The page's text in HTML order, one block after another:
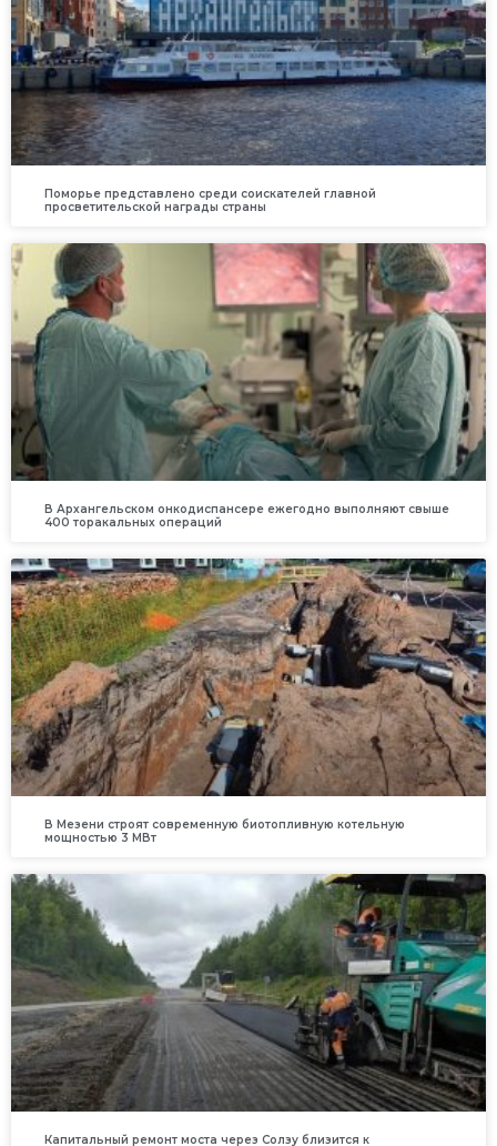
Поморье представлено среди соискателей главной
просветительской награды страны
В Архангельском онкодиспансере ежегодно выполняют свыше
400 торакальных операций
В Мезени строят современную биотопливную котельную
мощностью 3 МВт
Капитальный ремонт моста через Солзу близится к